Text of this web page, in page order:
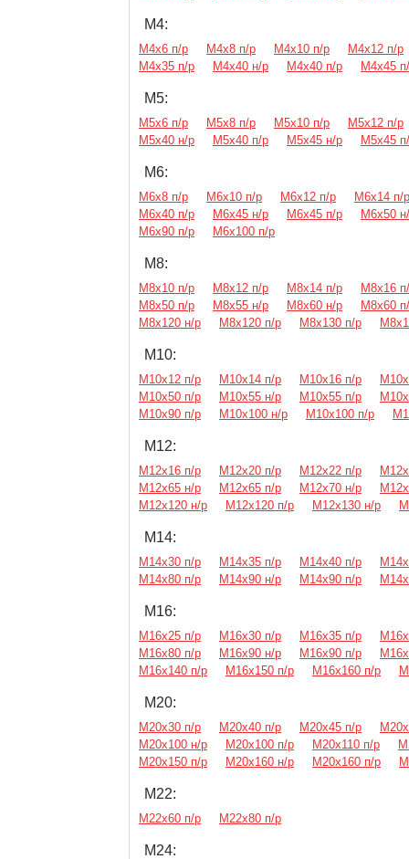
М4:
М4х6 п/р М4х8 п/р М4х10 п/р
М4х12 п/р
М4х35 п/р
М4х40 н/р М4х40 п/р М4х45
М5:
М5х6 п/р М5х8 п/р М5х10 п/р
М5х12 п/р
М5х40 н/р
М5х40 п/р М5х45 н/р М5х45
М6:
М6х8 п/р М6х10 п/р М6х12 п/р
М6х14 п/р
М6х40 п/р
М6х45 н/р М6х45 п/р
М6х50
М6х90 п/р
М6х100 п/р
М8:
М8х10 п/р М8х12 п/р М8х14 п/р
М8х16
М8х50 п/р
М8х55 н/р М8х60 н/р
М8х60
М8х120 н/р
М8х120 п/р М8х130 п/р
М10:
М10х12 п/р М10х14 п/р М10х16 п/р
М10х50 п/р
М10х55 н/р М10х55 п/р
М10х90 п/р
М10х100 н/р М10х100 п/р
М12:
М12х16 п/р М12х20 п/р М12х22 п/р
М12х65 н/р
М12х65 п/р М12х70 н/р
М12х120 н/р
М12х120 п/р М12х130 н/р
М14:
М14х30 п/р М14х35 п/р М14х40 п/р
М14х80 п/р
М14х90 н/р М14х90 п/р
М16:
М16х25 п/р М16х30 п/р М16х35 п/р
М16х80 п/р
М16х90 н/р М16х90 п/р
М16х140 п/р
М16х150 п/р М16х160 п/р
М20:
М20х30 п/р М20х40 п/р М20х45 п/р
М20х100 н/р
М20х100 п/р М20х110 п/р
М20х150 п/р
М20х160 н/р М20х160 п/р
М22:
М22х60 п/р М22х80 п/р
М24: